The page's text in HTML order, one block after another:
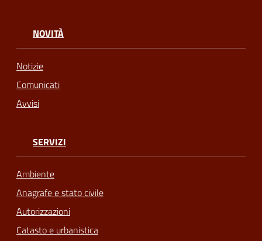
NOVITÀ
Notizie
Comunicati
Avvisi
SERVIZI
Ambiente
Anagrafe e stato civile
Autorizzazioni
Catasto e urbanistica